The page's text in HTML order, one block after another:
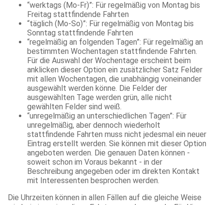
“werktags (Mo-Fr)”: Für regelmäßig von Montag bis
Freitag stattfindende Fahrten
“täglich (Mo-So)”: Für regelmäßig von Montag bis
Sonntag stattfindende Fahrten
“regelmäßig an folgenden Tagen”: Für regelmäßig an
bestimmten Wochentagen stattfindende Fahrten.
Für die Auswahl der Wochentage erscheint beim
anklicken dieser Option ein zusätzlicher Satz Felder
mit allen Wochentagen, die unabhängig voneinander
ausgewählt werden könne. Die Felder der
ausgewählten Tage werden grün, alle nicht
gewählten Felder sind weiß.
“unregelmäßig an unterschiedlichen Tagen”: Für
unregelmäßig, aber dennoch wiederholt
stattfindende Fahrten muss nicht jedesmal ein neuer
Eintrag erstellt werden. Sie können mit dieser Option
angeboten werden. Die genauen Daten können -
soweit schon im Voraus bekannt - in der
Beschreibung angegeben oder im direkten Kontakt
mit Interessenten besprochen werden.
Die Uhrzeiten können in allen Fällen auf die gleiche Weise